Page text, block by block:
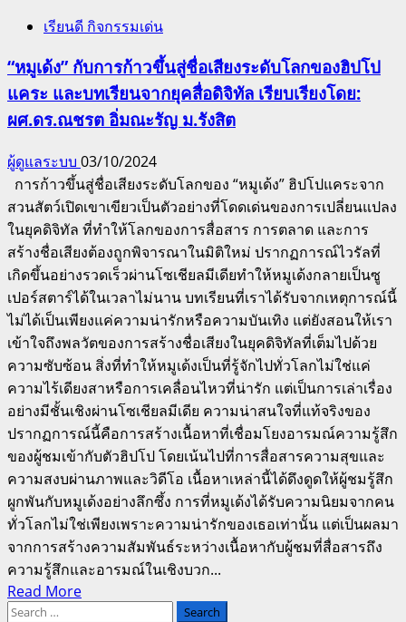
เรียนดี กิจกรรมเด่น
“หมูเด้ง” กับการก้าวขึ้นสู่ชื่อเสียงระดับโลกของฮิปโป
แคระ และบทเรียนจากยุคสื่อดิจิทัล เรียบเรียงโดย:
ผศ.ดร.ณชรต อิ่มณะรัญ ม.รังสิต
ผู้ดูแลระบบ 03/10/2024
การก้าวขึ้นสู่ชื่อเสียงระดับโลกของ “หมูเด้ง” ฮิปโปแคระจาก
สวนสัตว์เปิดเขาเขียวเป็นตัวอย่างที่โดดเด่นของการเปลี่ยนแปลง
ในยุคดิจิทัล ที่ทำให้โลกของการสื่อสาร การตลาด และการ
สร้างชื่อเสียงต้องถูกพิจารณาในมิติใหม่ ปรากฏการณ์ไวรัลที่
เกิดขึ้นอย่างรวดเร็วผ่านโซเชียลมีเดียทำให้หมูเด้งกลายเป็นซู
เปอร์สตาร์ได้ในเวลาไม่นาน บทเรียนที่เราได้รับจากเหตุการณ์นี้
ไม่ได้เป็นเพียงแค่ความน่ารักหรือความบันเทิง แต่ยังสอนให้เรา
เข้าใจถึงพลวัตของการสร้างชื่อเสียงในยุคดิจิทัลที่เต็มไปด้วย
ความซับซ้อน สิ่งที่ทำให้หมูเด้งเป็นที่รู้จักไปทั่วโลกไม่ใช่แค่
ความไร้เดียงสาหรือการเคลื่อนไหวที่น่ารัก แต่เป็นการเล่าเรื่อง
อย่างมีชั้นเชิงผ่านโซเชียลมีเดีย ความน่าสนใจที่แท้จริงของ
ปรากฏการณ์นี้คือการสร้างเนื้อหาที่เชื่อมโยงอารมณ์ความรู้สึก
ของผู้ชมเข้ากับตัวฮิปโป โดยเน้นไปที่การสื่อสารความสุขและ
ความสงบผ่านภาพและวิดีโอ เนื้อหาเหล่านี้ได้ดึงดูดให้ผู้ชมรู้สึก
ผูกพันกับหมูเด้งอย่างลึกซึ้ง การที่หมูเด้งได้รับความนิยมจากคน
ทั่วโลกไม่ใช่เพียงเพราะความน่ารักของเธอเท่านั้น แต่เป็นผลมา
จากการสร้างความสัมพันธ์ระหว่างเนื้อหากับผู้ชมที่สื่อสารถึง
ความรู้สึกและอารมณ์ในเชิงบวก...
Read MoreRead
Search